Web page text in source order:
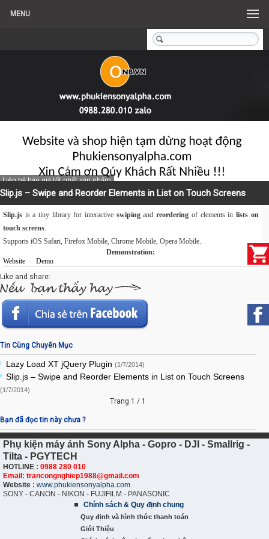
MENU
Liên hệ báo giá tốt nhất sản phẩm
Slip.js – Swipe and Reorder Elements in List on Touch Screens
Slip.js is a tiny library for interactive swipingandreordering of elements in lists on
touch screens.
Supports iOS Safari, Firefox Mobile, Chrome Mobile, Opera Mobile.
Demonstration:
Website
Demo
Like and share:
Tin Cùng Chuyên Mục
Lazy Load XT jQuery Plugin (1/7/2014)
Slip.js – Swipe and Reorder Elements in List on Touch Screens
(1/7/2014)
Trang 1 / 1
Bạn đã đọc tin này chưa ?
Phụ kiện máy ảnh Sony Alpha - Gopro - DJI - Smallrig -
Tilta - PGYTECH
HOTLINE : 0988 280 010
Email: trancongnghiep1988@gmail.com
Website : www.phukiensonyalpha.com
SONY - CANON - NIKON - FUJIFILM - PANASONIC
Chính sách & Quy định chung
Quy định và hình thức thanh toán
Giới Thiệu